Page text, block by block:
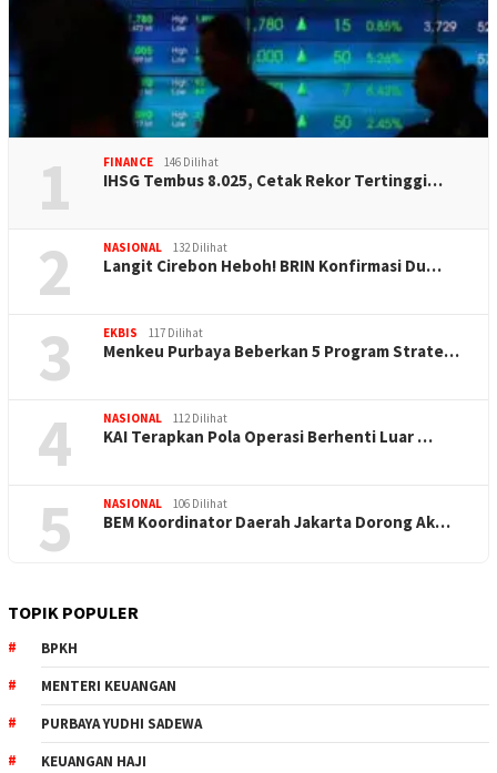
1 FINANCE 146 Dilihat
IHSG Tembus 8.025, Cetak Rekor Tertinggi…
2 NASIONAL 132 Dilihat
Langit Cirebon Heboh! BRIN Konfirmasi Du…
3 EKBIS 117 Dilihat
Menkeu Purbaya Beberkan 5 Program Strate…
4 NASIONAL 112 Dilihat
KAI Terapkan Pola Operasi Berhenti Luar …
5 NASIONAL 106 Dilihat
BEM Koordinator Daerah Jakarta Dorong Ak…
TOPIK POPULER
BPKH
MENTERI KEUANGAN
PURBAYA YUDHI SADEWA
KEUANGAN HAJI